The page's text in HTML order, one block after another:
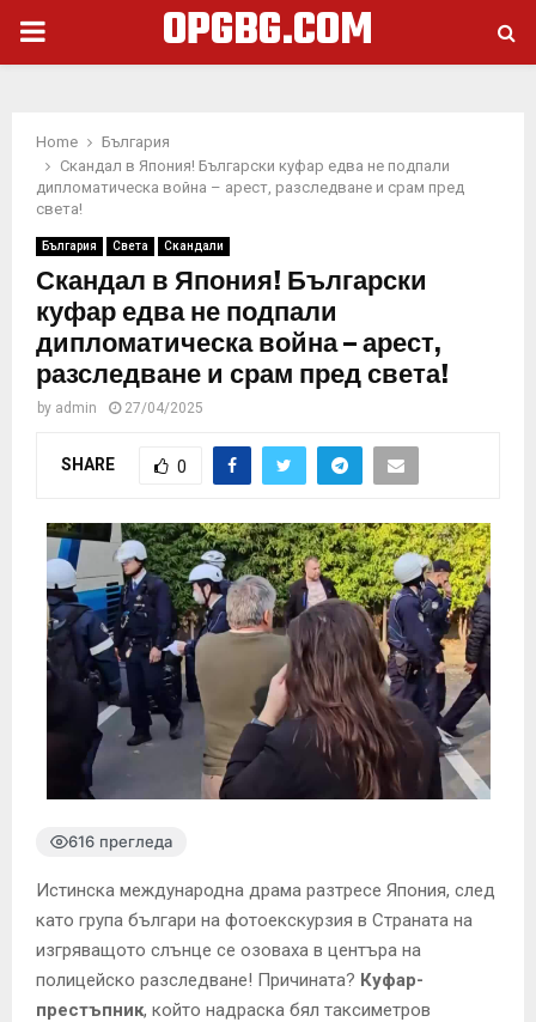
PRIMARY
OPGBG.COM
Home
България
Скандал в Япония! Български куфар едва не подпали
дипломатическа война – арест, разследване и срам пред
света!
България Света Скандали
Скандал в Япония! Български
куфар едва не подпали
дипломатическа война – арест,
разследване и срам пред света!
by admin 27/04/2025
SHARE 0
616 прегледа
Истинска международна драма разтресе Япония, след
като група българи на фотоекскурзия в Страната на
изгряващото слънце се озоваха в центъра на
полицейско разследване! Причината? Куфар-
престъпник, който надраска бял таксиметров